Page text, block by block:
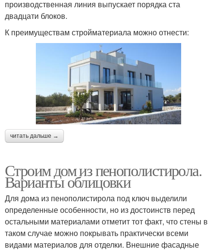
производственная линия выпускает порядка ста
двадцати блоков.
К преимуществам стройматериала можно отнести:
читать дальше →
Строим дом из пенополистирола.
Варианты облицовки
Для дома из пенополистирола под ключ выделили
определенные особенности, но из достоинств перед
остальными материалами отметит тот факт, что стены в
таком случае можно покрывать практически всеми
видами материалов для отделки. Внешние фасадные